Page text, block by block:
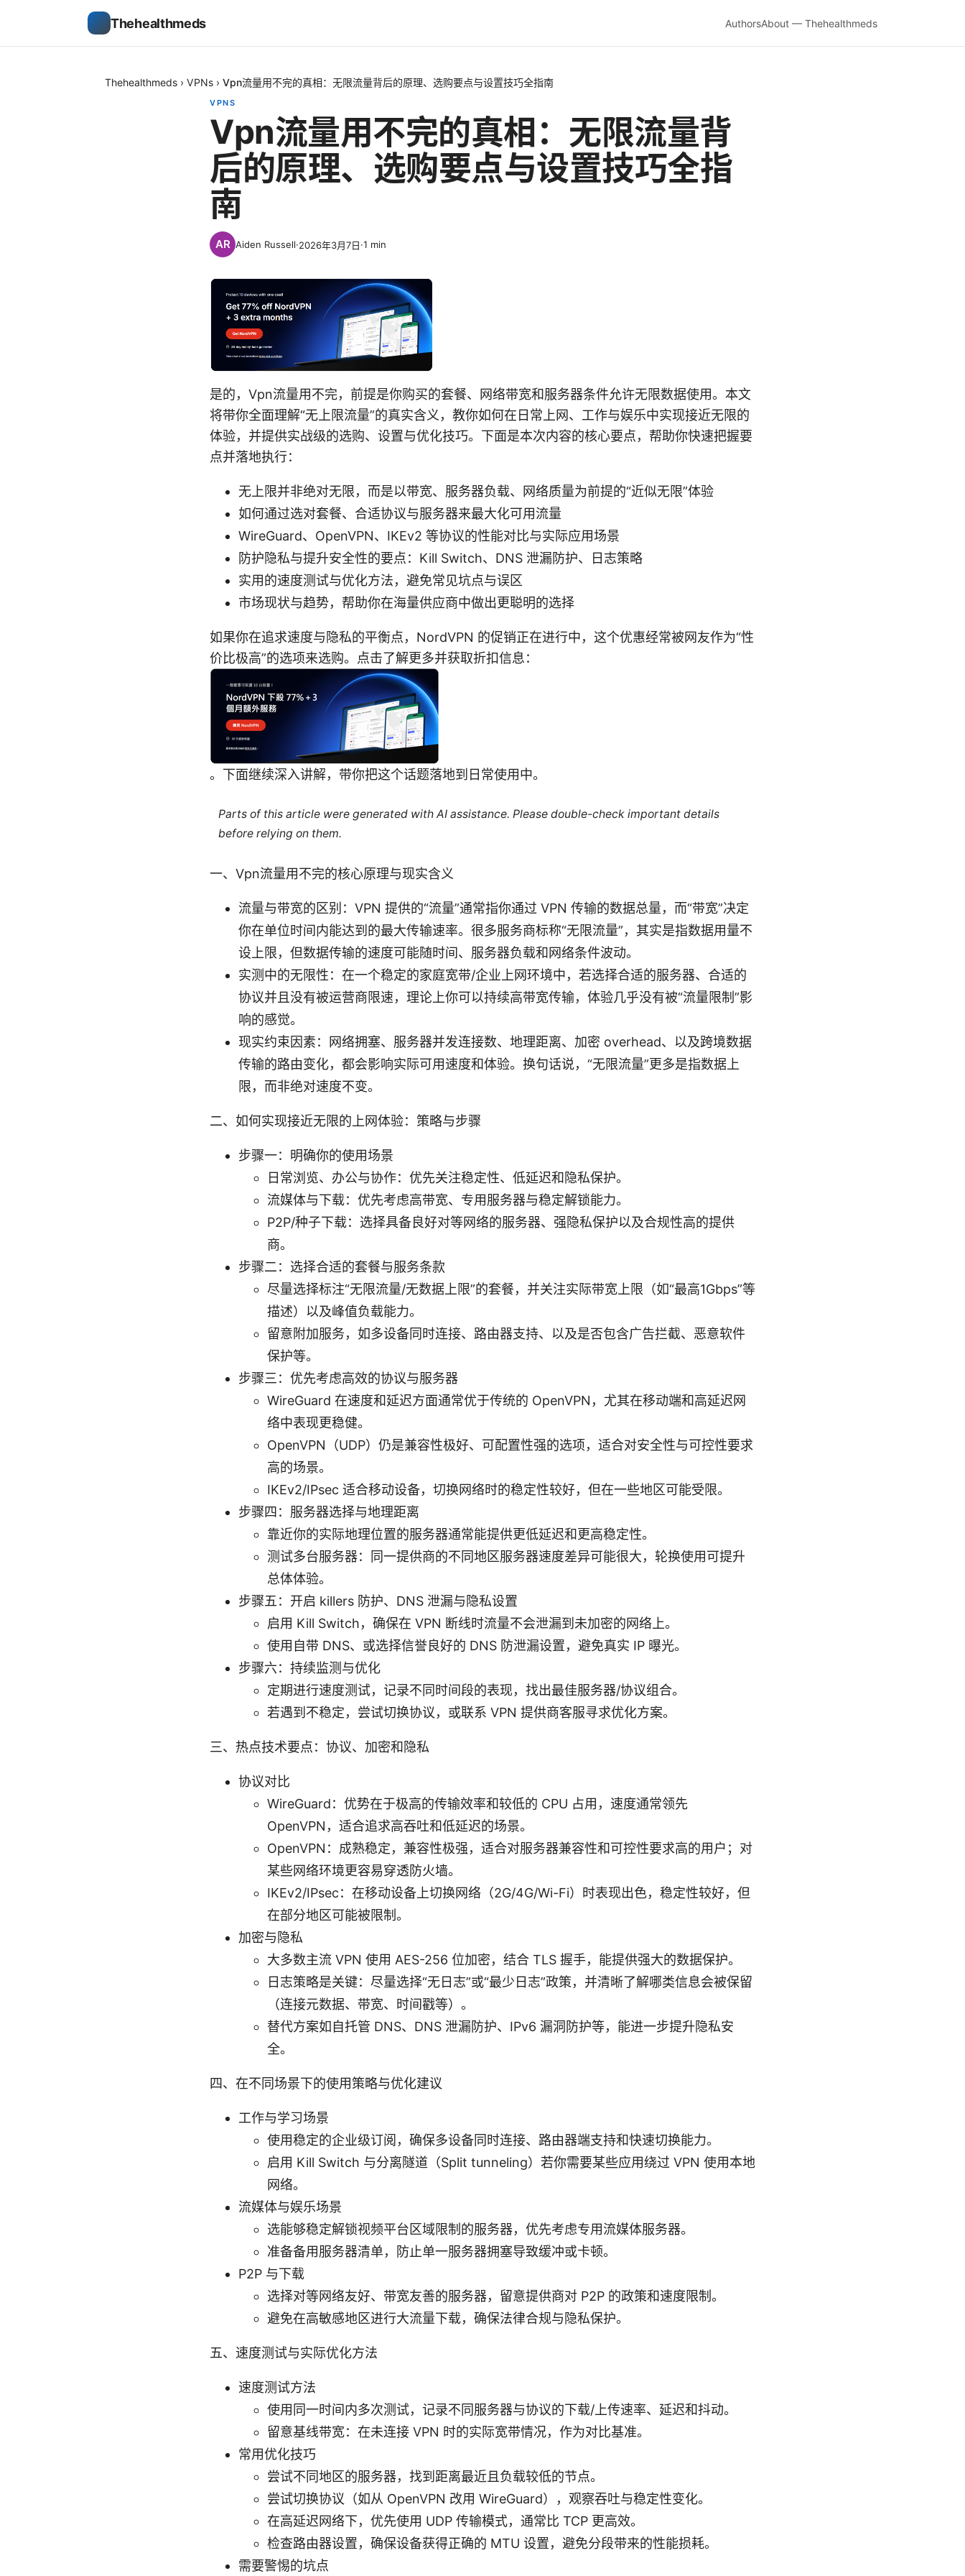
Thehealthmeds AuthorsAbout — Thehealthmeds
Thehealthmeds › VPNs › Vpn流量用不完的真相：无限流量背后的原理、选购要点与设置技巧全指南
VPNS
Vpn流量用不完的真相：无限流量背
后的原理、选购要点与设置技巧全指
南
Aiden Russell·2026年3月7日·1 min
是的，Vpn流量用不完，前提是你购买的套餐、网络带宽和服务器条件允许无限数据使用。本文
将带你全面理解“无上限流量”的真实含义，教你如何在日常上网、工作与娱乐中实现接近无限的
体验，并提供实战级的选购、设置与优化技巧。下面是本次内容的核心要点，帮助你快速把握要
点并落地执行：
无上限并非绝对无限，而是以带宽、服务器负载、网络质量为前提的“近似无限”体验
如何通过选对套餐、合适协议与服务器来最大化可用流量
WireGuard、OpenVPN、IKEv2 等协议的性能对比与实际应用场景
防护隐私与提升安全性的要点：Kill Switch、DNS 泄漏防护、日志策略
实用的速度测试与优化方法，避免常见坑点与误区
市场现状与趋势，帮助你在海量供应商中做出更聪明的选择
如果你在追求速度与隐私的平衡点，NordVPN 的促销正在进行中，这个优惠经常被网友作为“性
价比极高”的选项来选购。点击了解更多并获取折扣信息：
。下面继续深入讲解，带你把这个话题落地到日常使用中。
Parts of this article were generated with AI assistance. Please double-check important details
before relying on them.
一、Vpn流量用不完的核心原理与现实含义
流量与带宽的区别：VPN 提供的“流量”通常指你通过 VPN 传输的数据总量，而“带宽”决定
你在单位时间内能达到的最大传输速率。很多服务商标称“无限流量”，其实是指数据用量不
设上限，但数据传输的速度可能随时间、服务器负载和网络条件波动。
实测中的无限性：在一个稳定的家庭宽带/企业上网环境中，若选择合适的服务器、合适的
协议并且没有被运营商限速，理论上你可以持续高带宽传输，体验几乎没有被“流量限制”影
响的感觉。
现实约束因素：网络拥塞、服务器并发连接数、地理距离、加密 overhead、以及跨境数据
传输的路由变化，都会影响实际可用速度和体验。换句话说，“无限流量”更多是指数据上
限，而非绝对速度不变。
二、如何实现接近无限的上网体验：策略与步骤
步骤一：明确你的使用场景
日常浏览、办公与协作：优先关注稳定性、低延迟和隐私保护。
流媒体与下载：优先考虑高带宽、专用服务器与稳定解锁能力。
P2P/种子下载：选择具备良好对等网络的服务器、强隐私保护以及合规性高的提供
商。
步骤二：选择合适的套餐与服务条款
尽量选择标注“无限流量/无数据上限”的套餐，并关注实际带宽上限（如“最高1Gbps”等
描述）以及峰值负载能力。
留意附加服务，如多设备同时连接、路由器支持、以及是否包含广告拦截、恶意软件
保护等。
步骤三：优先考虑高效的协议与服务器
WireGuard 在速度和延迟方面通常优于传统的 OpenVPN，尤其在移动端和高延迟网
络中表现更稳健。
OpenVPN（UDP）仍是兼容性极好、可配置性强的选项，适合对安全性与可控性要求
高的场景。
IKEv2/IPsec 适合移动设备，切换网络时的稳定性较好，但在一些地区可能受限。
步骤四：服务器选择与地理距离
靠近你的实际地理位置的服务器通常能提供更低延迟和更高稳定性。
测试多台服务器：同一提供商的不同地区服务器速度差异可能很大，轮换使用可提升
总体体验。
步骤五：开启 killers 防护、DNS 泄漏与隐私设置
启用 Kill Switch，确保在 VPN 断线时流量不会泄漏到未加密的网络上。
使用自带 DNS、或选择信誉良好的 DNS 防泄漏设置，避免真实 IP 曝光。
步骤六：持续监测与优化
定期进行速度测试，记录不同时间段的表现，找出最佳服务器/协议组合。
若遇到不稳定，尝试切换协议，或联系 VPN 提供商客服寻求优化方案。
三、热点技术要点：协议、加密和隐私
协议对比
WireGuard：优势在于极高的传输效率和较低的 CPU 占用，速度通常领先
OpenVPN，适合追求高吞吐和低延迟的场景。
OpenVPN：成熟稳定，兼容性极强，适合对服务器兼容性和可控性要求高的用户；对
某些网络环境更容易穿透防火墙。
IKEv2/IPsec：在移动设备上切换网络（2G/4G/Wi-Fi）时表现出色，稳定性较好，但
在部分地区可能被限制。
加密与隐私
大多数主流 VPN 使用 AES-256 位加密，结合 TLS 握手，能提供强大的数据保护。
日志策略是关键：尽量选择“无日志”或“最少日志”政策，并清晰了解哪类信息会被保留
（连接元数据、带宽、时间戳等）。
替代方案如自托管 DNS、DNS 泄漏防护、IPv6 漏洞防护等，能进一步提升隐私安
全。
四、在不同场景下的使用策略与优化建议
工作与学习场景
使用稳定的企业级订阅，确保多设备同时连接、路由器端支持和快速切换能力。
启用 Kill Switch 与分离隧道（Split tunneling）若你需要某些应用绕过 VPN 使用本地
网络。
流媒体与娱乐场景
选能够稳定解锁视频平台区域限制的服务器，优先考虑专用流媒体服务器。
准备备用服务器清单，防止单一服务器拥塞导致缓冲或卡顿。
P2P 与下载
选择对等网络友好、带宽友善的服务器，留意提供商对 P2P 的政策和速度限制。
避免在高敏感地区进行大流量下载，确保法律合规与隐私保护。
五、速度测试与实际优化方法
速度测试方法
使用同一时间内多次测试，记录不同服务器与协议的下载/上传速率、延迟和抖动。
留意基线带宽：在未连接 VPN 时的实际宽带情况，作为对比基准。
常用优化技巧
尝试不同地区的服务器，找到距离最近且负载较低的节点。
尝试切换协议（如从 OpenVPN 改用 WireGuard），观察吞吐与稳定性变化。
在高延迟网络下，优先使用 UDP 传输模式，通常比 TCP 更高效。
检查路由器设置，确保设备获得正确的 MTU 设置，避免分段带来的性能损耗。
需要警惕的坑点